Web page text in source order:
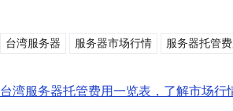
台湾服务器 服务器市场行情 服务器托管
台湾服务器托管费用一览表，了解市场行